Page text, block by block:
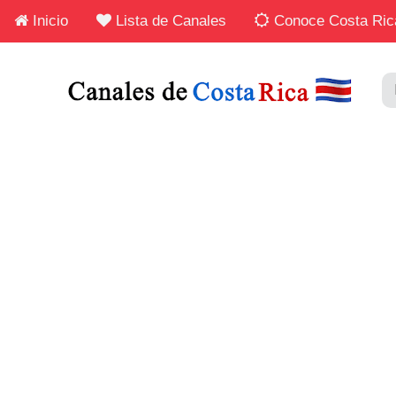
Inicio Lista de Canales Conoce Costa